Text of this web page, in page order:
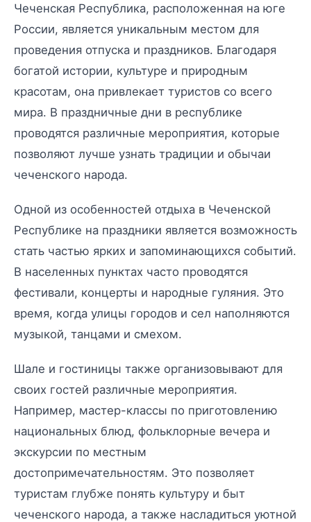
Чеченская Республика, расположенная на юге
России, является уникальным местом для
проведения отпуска и праздников. Благодаря
богатой истории, культуре и природным
красотам, она привлекает туристов со всего
мира. В праздничные дни в республике
проводятся различные мероприятия, которые
позволяют лучше узнать традиции и обычаи
чеченского народа.
Одной из особенностей отдыха в Чеченской
Республике на праздники является возможность
стать частью ярких и запоминающихся событий.
В населенных пунктах часто проводятся
фестивали, концерты и народные гуляния. Это
время, когда улицы городов и сел наполняются
музыкой, танцами и смехом.
Шале и гостиницы также организовывают для
своих гостей различные мероприятия.
Например, мастер-классы по приготовлению
национальных блюд, фольклорные вечера и
экскурсии по местным
достопримечательностям. Это позволяет
туристам глубже понять культуру и быт
чеченского народа, а также насладиться уютной